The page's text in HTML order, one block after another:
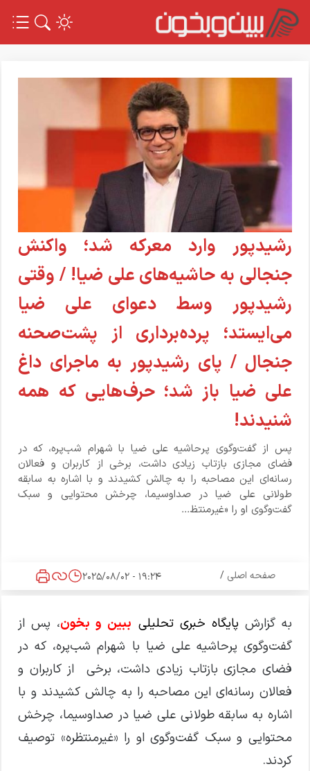
صفحه اصلی /
19:24 - 2025/08/02
رشیدپور وارد معرکه شد؛ واکنش
جنجالی به حاشیه‌های علی ضیا! / وقتی
رشیدپور وسط دعوای علی ضیا
می‌ایستد؛ پرده‌برداری از پشت‌صحنه
جنجال / پای رشیدپور به ماجرای داغ
علی ضیا باز شد؛ حرف‌هایی که همه
شنیدند!
پس از گفت‌وگوی پرحاشیه علی ضیا با شهرام شب‌پره، که در
فضای مجازی بازتاب زیادی داشت، برخی از کاربران و فعالان
رسانه‌ای این مصاحبه را به چالش کشیدند و با اشاره به سابقه
طولانی علی ضیا در صداوسیما، چرخش محتوایی و سبک
گفت‌وگوی او را «غیرمنتظ...
به گزارش پایگاه خبری تحلیلی ببین و بخون، پس از
گفت‌وگوی پرحاشیه علی ضیا با شهرام شب‌پره، که در
فضای مجازی بازتاب زیادی داشت، برخی از کاربران و
فعالان رسانه‌ای این مصاحبه را به چالش کشیدند و با
اشاره به سابقه طولانی علی ضیا در صداوسیما، چرخش
محتوایی و سبک گفت‌وگوی او را «غیرمنتظره» توصیف
کردند.